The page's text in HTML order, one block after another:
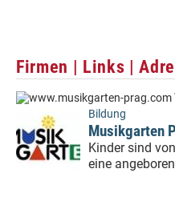
Firmen | Links |
Bildung
Musikgarten
Kinder sind
eine